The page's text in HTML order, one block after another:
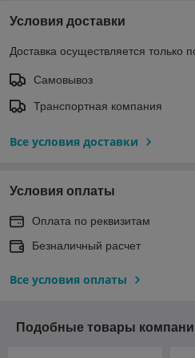
Условия доставки
Доставка осуществляется только
Самовывоз
Транспортная компания
Все условия доставки
Условия оплаты
Оплата по реквизитам
Безналичный расчет
Все условия оплаты
Подобные товары